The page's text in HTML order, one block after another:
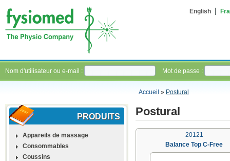
English
Nom d'utilisateur ou e-mail : Mot de passe :
Accueil » Postural
PRODUITS
Appareils de massage
Consommables
Coussins
Postural
20121
Balance Top C-Free